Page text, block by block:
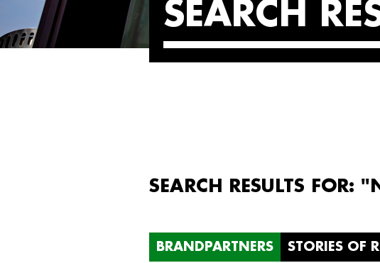
SEARCH
SEARCH RESULTS FOR:
BRANDPARTNERS STORIES OF